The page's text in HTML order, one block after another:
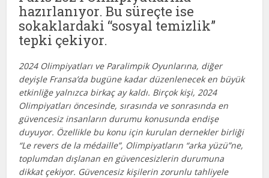
hazırlanıyor. Bu süreçte ise
sokaklardaki “sosyal temizlik”
tepki çekiyor.
2024 Olimpiyatları ve Paralimpik Oyunlarına, diğer
deyişle Fransa’da bugüne kadar düzenlenecek en büyük
etkinliğe yalnızca birkaç ay kaldı. Birçok kişi, 2024
Olimpiyatları öncesinde, sırasında ve sonrasında en
güvencesiz insanların durumu konusunda endişe
duyuyor. Özellikle bu konu için kurulan dernekler birliği
“Le revers de la médaille”, Olimpiyatların “arka yüzü”ne,
toplumdan dışlanan en güvencesizlerin durumuna
dikkat çekiyor. Güvencesiz kişilerin zorunlu tahliyele